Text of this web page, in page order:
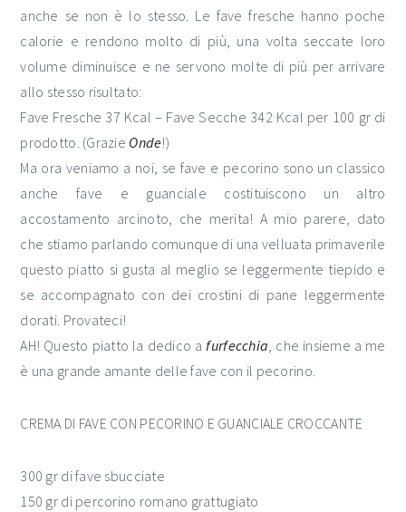
anche se non è lo stesso. Le fave fresche hanno poche
calorie e rendono molto di più, una volta seccate loro
volume diminuisce e ne servono molte di più per arrivare
allo stesso risultato:
Fave Fresche 37 Kcal – Fave Secche 342 Kcal per 100 gr di
prodotto. (Grazie Onde!)
Ma ora veniamo a noi, se fave e pecorino sono un classico
anche fave e guanciale costituiscono un altro
accostamento arcinoto, che merita! A mio parere, dato
che stiamo parlando comunque di una velluata primaverile
questo piatto si gusta al meglio se leggermente tiepido e
se accompagnato con dei crostini di pane leggermente
dorati. Provateci!
AH! Questo piatto la dedico afurfecchia, che insieme a me
è una grande amante delle fave con il pecorino.
CREMA DI FAVE CON PECORINO E GUANCIALE CROCCANTE
300 gr di fave sbucciate
150 gr di percorino romano grattugiato